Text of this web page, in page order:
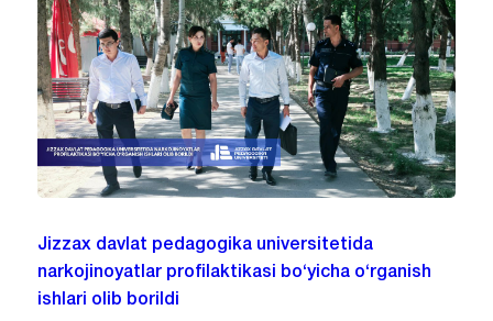
Jizzax davlat pedagogika universitetida
narkojinoyatlar profilaktikasi bo‘yicha o‘rganish
ishlari olib borildi